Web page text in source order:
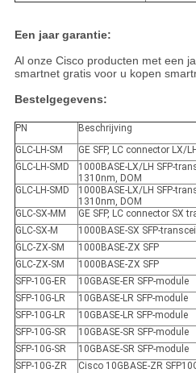
Een jaar garantie:
Al onze Cisco producten met een
smartnet gratis voor u kopen
Bestelgegevens:
PN
Beschrijving
GLC-LH-SM
GE SFP, LC connector LX/
GLC-LH-SMD
1000BASE-LX/LH SFP-
1310nm, DOM
GLC-LH-SMD
1000BASE-LX/LH SFP-
1310nm, DOM
GLC-SX-MM
GE SFP, LC connector SX
GLC-SX-M
1000BASE-SX SFP-
GLC-ZX-SM
1000BASE-ZX SFP
GLC-ZX-SM
1000BASE-ZX SFP
SFP-10G-ER
10GBASE-ER SFP-module
SFP-10G-LR
10GBASE-LR SFP-module
SFP-10G-LR
10GBASE-LR SFP-module
SFP-10G-SR
10GBASE-SR SFP-module
SFP-10G-SR
10GBASE-SR SFP-module
SFP-10G-ZR
Cisco 10GBASE-ZR